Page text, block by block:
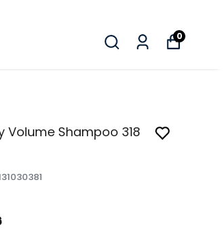
0
Volume Shampoo 318